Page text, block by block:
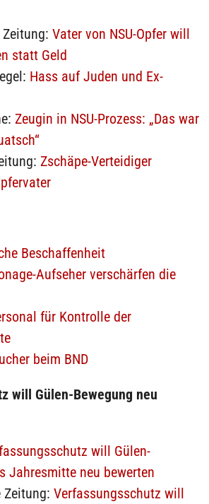
Vater von NSU-Opfer will
statt Geld
Hass auf Juden und Ex-
Zeugin in NSU-Prozess: „Das war
Zschäpe-Verteidiger
Beschaffenheit
Aufseher verschärfen die
für Kontrolle der
beim BND
will Gülen-Bewegung neu
will Gülen-
Jahresmitte neu bewerten
Zeitung: Verfassungsschutz will